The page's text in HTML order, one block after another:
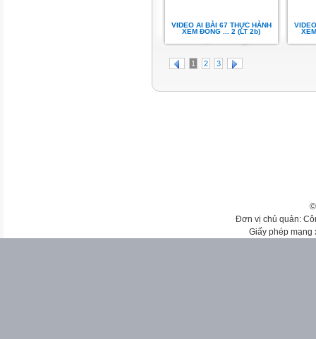
VIDEO AI BÀI 67 THỰC HÀNH
XEM ĐỒNG ... 2 (LT 2b)
1 2 3
Đơn vị chủ quản:
Giấy phép mạng